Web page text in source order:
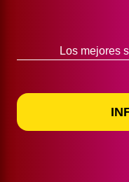
Los mejores
CIF: B16445959
Términos y